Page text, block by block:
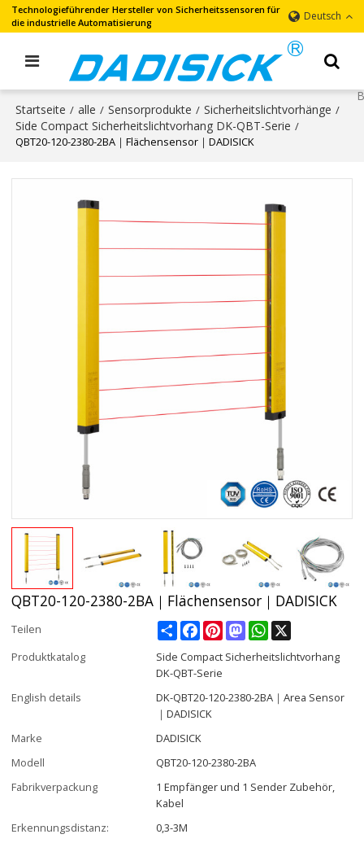
Technologieführender Hersteller von Sicherheitssensoren für
die industrielle Automatisierung
Deutsch
Startseite / alle / Sensorprodukte / Sicherheitslichtvorhänge /
Side Compact Sicherheitslichtvorhang DK-QBT-Serie /
QBT20-120-2380-2BA｜Flächensensor｜DADISICK
QBT20-120-2380-2BA｜Flächensensor｜DADISICK
Teilen ShareFacebookPinterestMastodonWhatsApp
Produktkatalog
Side Compact Sicherheitslichtvorhang
DK-QBT-Serie
English details
DK-QBT20-120-2380-2BA｜Area Sensor
｜DADISICK
Marke
DADISICK
Modell
QBT20-120-2380-2BA
Fabrikverpackung
1 Empfänger und 1 Sender Zubehör,
Kabel
Erkennungsdistanz:
0,3-3M